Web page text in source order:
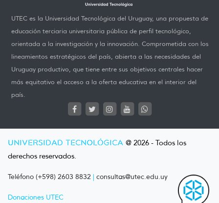
UTEC es la Universidad Tecnológica del Uruguay, una propuesta de
educación terciaria universitaria pública de perfil tecnológico,
orientada a la investigación y la innovación. Comprometida con los
lineamientos estratégicos del país, abierta a las necesidades del
Uruguay productivo, que tiene entre sus objetivos centrales hacer
más equitativo el acceso a la oferta educativa en el interior del
país.
UNIVERSIDAD TECNOLÓGICA @ 2026 - Todos los
derechos reservados.
Teléfono (+598) 2603 8832 | consultas@utec.edu.uy
Donaciones UTEC